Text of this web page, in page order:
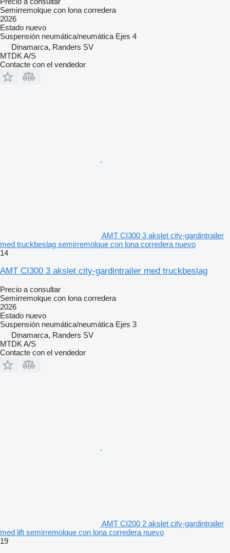
Semirremolque con lona corredera
2026
Estado nuevo
Suspensión neumática/neumática Ejes 4
Dinamarca, Randers SV
MTDK A/S
Contacte con el vendedor
AMT CI300 3 akslet city-gardintrailer
med truckbeslag semirremolque con lona corredera nuevo
14
AMT CI300 3 akslet city-gardintrailer med truckbeslag
Precio a consultar
Semirremolque con lona corredera
2026
Estado nuevo
Suspensión neumática/neumática Ejes 3
Dinamarca, Randers SV
MTDK A/S
Contacte con el vendedor
AMT CI200 2 akslet city-gardintrailer
med lift semirremolque con lona corredera nuevo
19